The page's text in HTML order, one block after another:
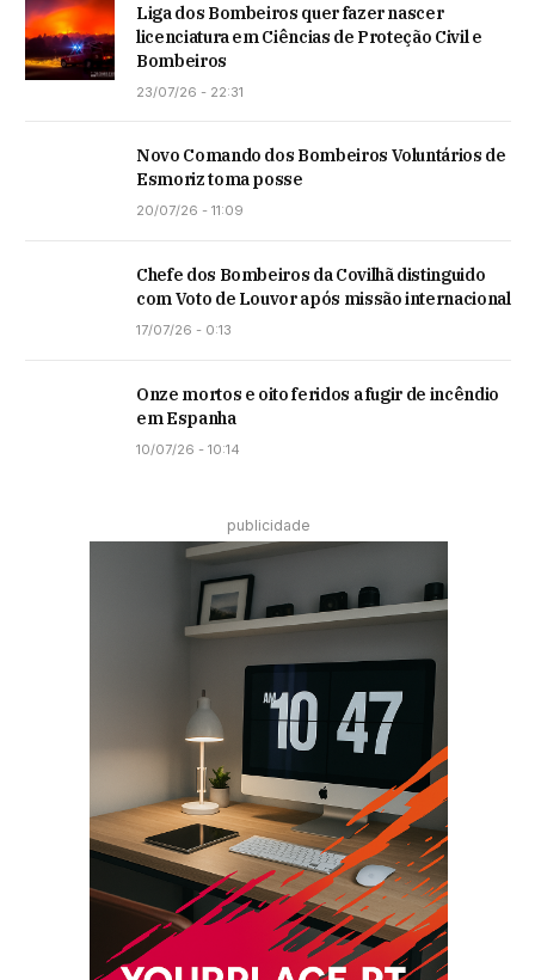
Liga dos Bombeiros quer fazer nascer
licenciatura em Ciências de Proteção Civil e
Bombeiros
23/07/26 - 22:31
Novo Comando dos Bombeiros Voluntários de
Esmoriz toma posse
20/07/26 - 11:09
Chefe dos Bombeiros da Covilhã distinguido
com Voto de Louvor após missão internacional
17/07/26 - 0:13
Onze mortos e oito feridos a fugir de incêndio
em Espanha
10/07/26 - 10:14
publicidade